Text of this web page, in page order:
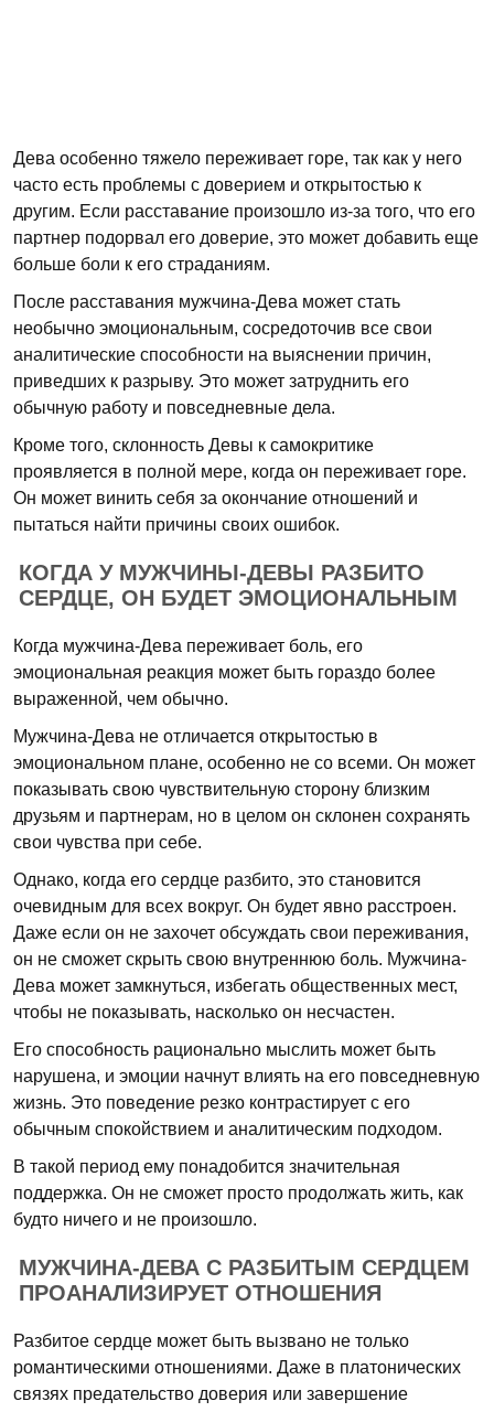
Дева особенно тяжело переживает горе, так как у него
часто есть проблемы с доверием и открытостью к
другим. Если расставание произошло из-за того, что его
партнер подорвал его доверие, это может добавить еще
больше боли к его страданиям.
После расставания мужчина-Дева может стать
необычно эмоциональным, сосредоточив все свои
аналитические способности на выяснении причин,
приведших к разрыву. Это может затруднить его
обычную работу и повседневные дела.
Кроме того, склонность Девы к самокритике
проявляется в полной мере, когда он переживает горе.
Он может винить себя за окончание отношений и
пытаться найти причины своих ошибок.
КОГДА У МУЖЧИНЫ-ДЕВЫ РАЗБИТО
СЕРДЦЕ, ОН БУДЕТ ЭМОЦИОНАЛЬНЫМ
Когда мужчина-Дева переживает боль, его
эмоциональная реакция может быть гораздо более
выраженной, чем обычно.
Мужчина-Дева не отличается открытостью в
эмоциональном плане, особенно не со всеми. Он может
показывать свою чувствительную сторону близким
друзьям и партнерам, но в целом он склонен сохранять
свои чувства при себе.
Однако, когда его сердце разбито, это становится
очевидным для всех вокруг. Он будет явно расстроен.
Даже если он не захочет обсуждать свои переживания,
он не сможет скрыть свою внутреннюю боль. Мужчина-
Дева может замкнуться, избегать общественных мест,
чтобы не показывать, насколько он несчастен.
Его способность рационально мыслить может быть
нарушена, и эмоции начнут влиять на его повседневную
жизнь. Это поведение резко контрастирует с его
обычным спокойствием и аналитическим подходом.
В такой период ему понадобится значительная
поддержка. Он не сможет просто продолжать жить, как
будто ничего и не произошло.
МУЖЧИНА-ДЕВА С РАЗБИТЫМ СЕРДЦЕМ
ПРОАНАЛИЗИРУЕТ ОТНОШЕНИЯ
Разбитое сердце может быть вызвано не только
романтическими отношениями. Даже в платонических
связях предательство доверия или завершение